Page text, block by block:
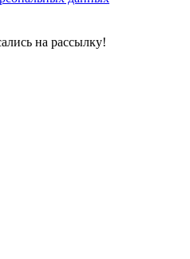
на рассылку!